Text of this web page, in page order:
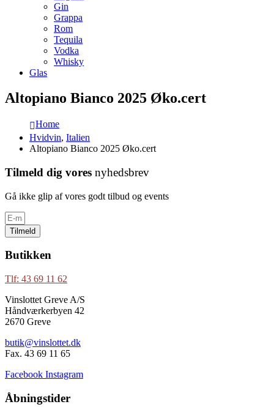
Gin
Grappa
Rom
Tequila
Vodka
Whisky
Glas
Altopiano Bianco 2025 Øko.cert
Home
Hvidvin, Italien
Altopiano Bianco 2025 Øko.cert
Tilmeld dig vores nyhedsbrev
Gå ikke glip af vores godt tilbud og events
Tilmeld
Butikken
Tlf: 43 69 11 62
Vinslottet Greve A/S
Håndværkerbyen 42
2670 Greve
butik@vinslottet.dk
Fax. 43 69 11 65
Facebook Instagram
Åbningstider